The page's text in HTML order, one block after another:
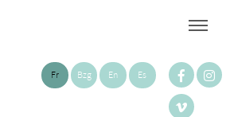
Fr Bzg En Es